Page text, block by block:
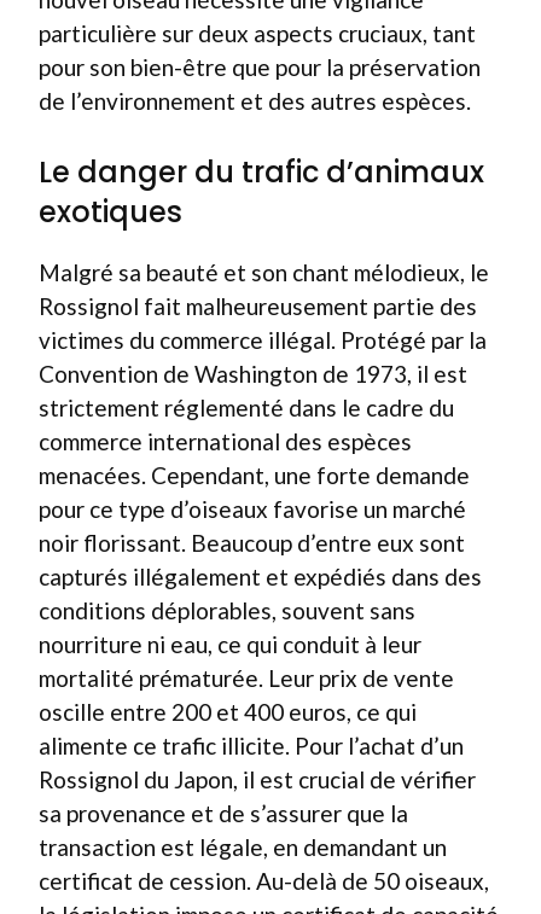
particulière sur deux aspects cruciaux, tant
pour son bien-être que pour la préservation
de l’environnement et des autres espèces.
Le danger du trafic d’animaux
exotiques
Malgré sa beauté et son chant mélodieux, le
Rossignol fait malheureusement partie des
victimes du commerce illégal. Protégé par la
Convention de Washington de 1973, il est
strictement réglementé dans le cadre du
commerce international des espèces
menacées. Cependant, une forte demande
pour ce type d’oiseaux favorise un marché
noir florissant. Beaucoup d’entre eux sont
capturés illégalement et expédiés dans des
conditions déplorables, souvent sans
nourriture ni eau, ce qui conduit à leur
mortalité prématurée. Leur prix de vente
oscille entre 200 et 400 euros, ce qui
alimente ce trafic illicite. Pour l’achat d’un
Rossignol du Japon, il est crucial de vérifier
sa provenance et de s’assurer que la
transaction est légale, en demandant un
certificat de cession. Au-delà de 50 oiseaux,